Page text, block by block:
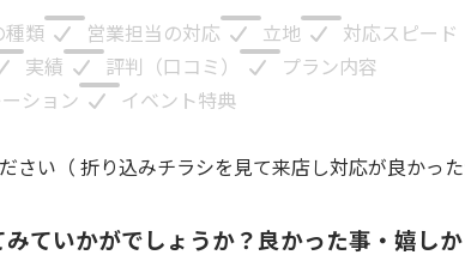
種類 営業担当の対応 立地
対応スピード
実績 評判（口コミ）
プラン内容
ション
イベント特典
さい（ 折り込みチラシを見て来店し対応が良かっ
みていかがでしょうか？良かった事・嬉し